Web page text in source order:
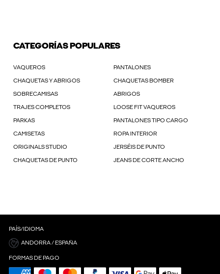
CATEGORÍAS POPULARES
VAQUEROS PANTALONES
CHAQUETAS Y ABRIGOS CHAQUETAS BOMBER
SOBRECAMISAS ABRIGOS
TRAJES COMPLETOS LOOSE FIT VAQUEROS
PARKAS PANTALONES TIPO CARGO
CAMISETAS ROPA INTERIOR
ORIGINALS STUDIO JERSÉIS DE PUNTO
CHAQUETAS DE PUNTO JEANS DE CORTE ANCHO
PAÍS/IDIOMA
ANDORRA / ESPAÑA
FORMAS DE PAGO